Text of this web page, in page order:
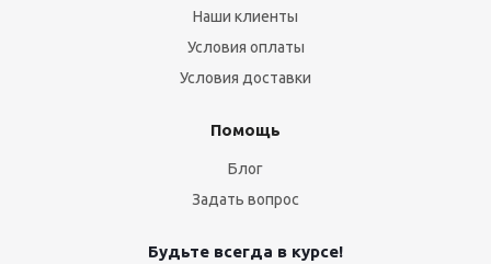
Наши клиенты
Условия оплаты
Условия доставки
Помощь
Блог
Задать вопрос
Будьте всегда в курсе!